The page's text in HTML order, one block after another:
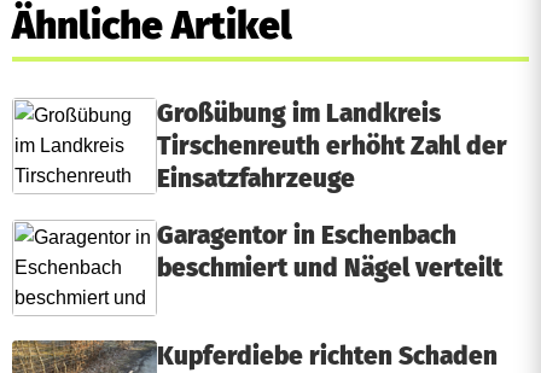
Ähnliche Artikel
Großübung im Landkreis
Tirschenreuth erhöht Zahl der
Einsatzfahrzeuge
Garagentor in Eschenbach
beschmiert und Nägel verteilt
Kupferdiebe richten Schaden